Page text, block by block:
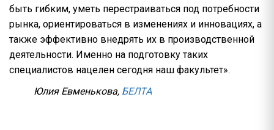
быть гибким, уметь перестраиваться под потребности
рынка, ориентироваться в изменениях и инновациях, а
также эффективно внедрять их в производственной
деятельности. Именно на подготовку таких
специалистов нацелен сегодня наш факультет».
Юлия Евменькова, БЕЛТА